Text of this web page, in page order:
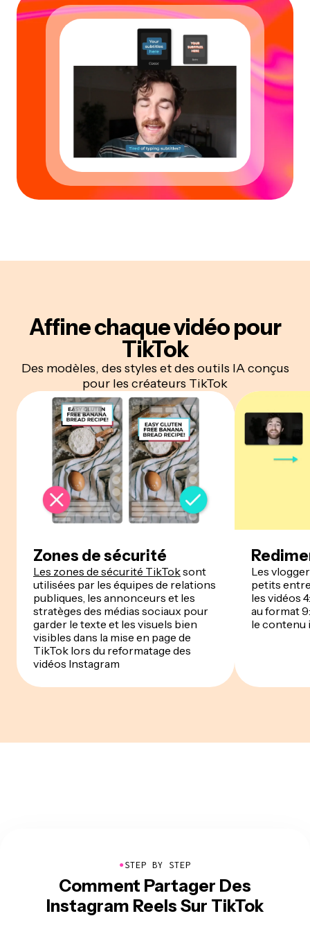
Affinechaquevidéo pour
TikTok
Des modèles, des styles et des outils IA conçus
pour les créateurs TikTok
Zones de sécurité
Les zones de sécurité TikToksont
utilisées par les équipes de relations
publiques, les annonceurs et les
stratèges des médias sociaux pour
garder le texte et les visuels bien
visibles dans la mise en page de
TikTok lors du reformatage des
vidéos Instagram
Les
petits
les vidéos
au format
le contenu
●STEP BY STEP
Comment Partager Des
Instagram Reels Sur TikTok